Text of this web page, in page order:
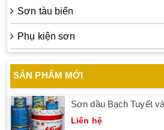
Sơn tàu biển
Phụ kiện sơn
SẢN PHẨM MỚI
Sơn dầu Bạch Tuyết
Liên hệ